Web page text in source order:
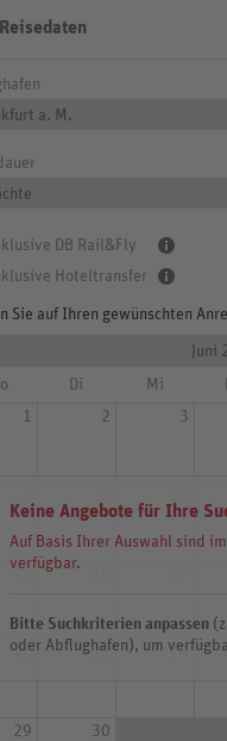
Reisedaten
a. M.
DB Rail&Fly
Hoteltransfer
Sie auf Ihren gewünschten
Keine Angebote für Ihre
Auf Basis Ihrer Auswahl sind
verfügbar.
Bitte Suchkriterien anpassen
oder Abflughafen), um
Juni
Di Mi
1
2 3
22 23 24
29 30